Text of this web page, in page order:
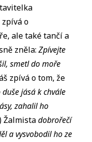
o
ale také tančí a
zněla:Zpívejte
smetl do moře
zpívá o tom, že
jásá k chvále
zahalil ho
Žalmistadobrořečí
a vysvobodil ho ze